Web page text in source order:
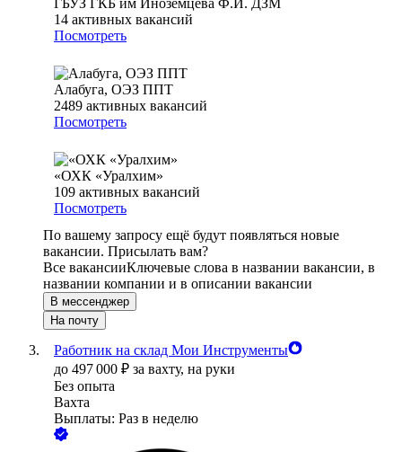
ГБУЗ ГКБ им Иноземцева Ф.И. ДЗМ
14 активных вакансий
Посмотреть
Алабуга, ОЭЗ ППТ
2489 активных вакансий
Посмотреть
«ОХК «Уралхим»
109 активных вакансий
Посмотреть
По вашему запросу ещё будут появляться новые
вакансии. Присылать вам?
Все вакансииКлючевые слова в названии вакансии, в
названии компании и в описании вакансии
В мессенджер
На почту
Работник на склад Мои Инструменты
до 497 000 ₽ за вахту, на руки
Без опыта
Вахта
Выплаты: Раз в неделю